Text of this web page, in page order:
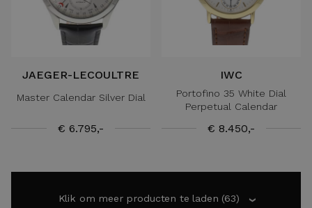
JAEGER-LECOULTRE
Master Calendar Silver Dial
€ 6.795,-
IWC
Portofino 35 White Dial
Perpetual Calendar
€ 8.450,-
Klik om meer producten te laden (63)